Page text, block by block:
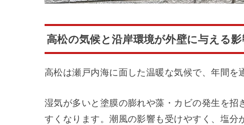
高松の気候と沿岸環境が外壁に与える影
高松は瀬戸内海に面した温暖な気候で、年間を
湿気が多いと塗膜の膨れや藻・カビの発生を
すくなります。潮風の影響も受けやすく、塩